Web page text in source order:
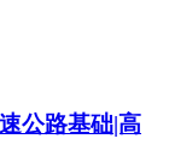
公路基础|高